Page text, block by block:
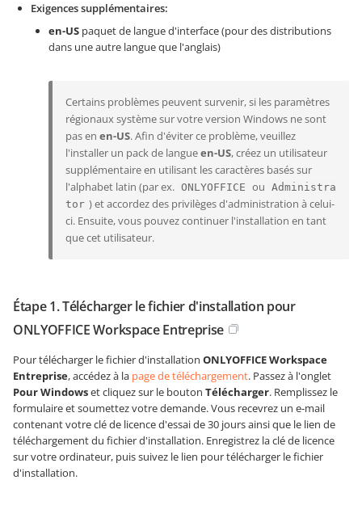
Exigences supplémentaires
en-US paquet de langue d'interface (pour des distributions
dans une autre langue que l'anglais)
Certains problèmes peuvent survenir, si les paramètres
régionaux système sur votre version Windows ne sont
pas en en-US. Afin d'éviter ce problème, veuillez
l'installer un pack de langueen-US, créez un utilisateur
supplémentaire en utilisant les caractères basés sur
l'alphabet latin (par ex. ONLYOFFICE ou Administra
tor ) et accordez des privilèges d'administration à celui-
ci. Ensuite, vous pouvez continuer l'installation en tant
que cet utilisateur.
Étape 1. Télécharger le fichier d'installation pour
ONLYOFFICE Workspace Entreprise
Pour télécharger le fichier d'installation ONLYOFFICE Workspace
Entreprise, accédez à la page de téléchargement. Passez à l'onglet
Pour Windowset cliquez sur le bouton Télécharger. Remplissez le
formulaire et soumettez votre demande. Vous recevrez un e-mail
contenant votre clé de licence d'essai de 30 jours ainsi que le lien de
téléchargement du fichier d'installation. Enregistrez la clé de licence
sur votre ordinateur, puis suivez le lien pour télécharger le fichier
d'installation.